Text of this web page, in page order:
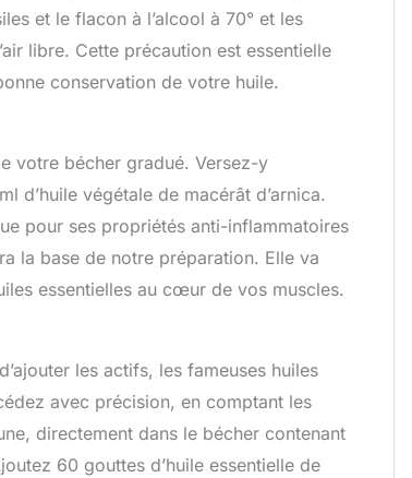
et le flacon à l’alcool à 70° et les
libre. Cette précaution est essentielle
conservation de votre huile.
votre bécher gradué. Versez-y
d’huile végétale de macérât d’arnica.
pour ses propriétés anti-inflammatoires
la base de notre préparation. Elle va
essentielles au cœur de vos muscles.
les actifs, les fameuses huiles
avec précision, en comptant les
directement dans le bécher contenant
60 gouttes d’huile essentielle de